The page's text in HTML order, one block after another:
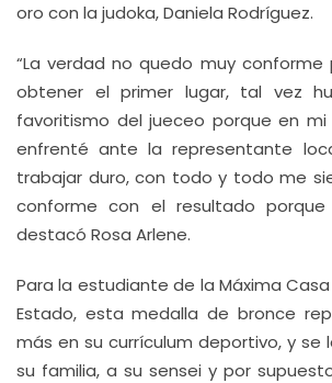
oro con la judoka, Daniela Rodríguez.
“La verdad no quedo muy conforme
obtener el primer lugar, tal vez
favoritismo del jueceo porque en
enfrenté ante la representante
trabajar duro, con todo y todo me
conforme con el resultado porque
destacó Rosa Arlene.
Para la estudiante de la Máxima
Estado, esta medalla de bronce
más en su currículum deportivo, y se
su familia, a su sensei y por